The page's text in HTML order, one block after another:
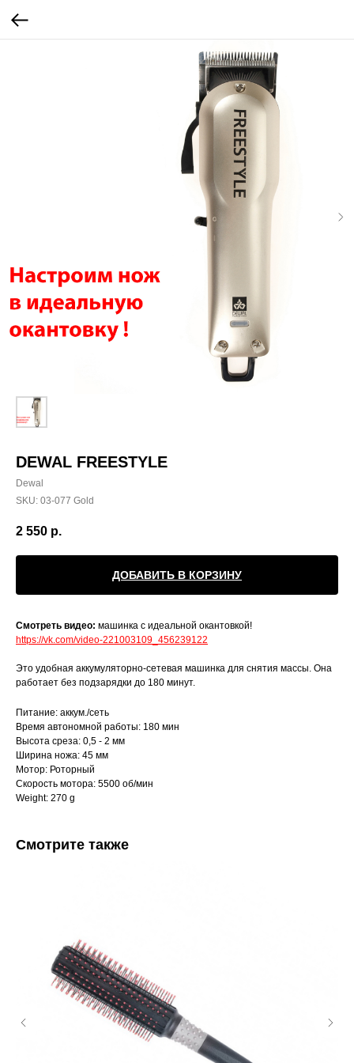
DEWAL FREESTYLE
Dewal
SKU: 03-077 Gold
2 550 р.
ДОБАВИТЬ В КОРЗИНУ
Смотреть видео: машинка с идеальной окантовкой!
https://vk.com/video-221003109_456239122
Это удобная аккумуляторно-сетевая машинка для снятия массы. Она
работает без подзарядки до 180 минут.
Питание: аккум./сеть
Время автономной работы: 180 мин
Высота среза: 0,5 - 2 мм
Ширина ножа: 45 мм
Мотор: Роторный
Скорость мотора: 5500 об/мин
Weight: 270 g
Смотрите также